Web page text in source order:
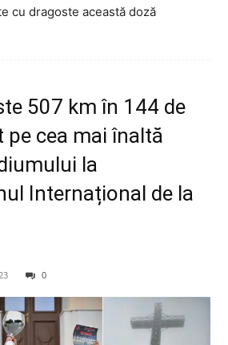
cu dragoste această doză
507 km în 144 de
pe cea mai înaltă
la
Internațional de la
0